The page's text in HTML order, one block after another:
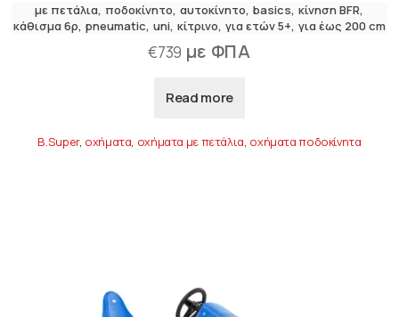
με πετάλια, ποδοκίνητο αυτοκίνητο basics κίνηση BFR
κάθισμα 6ρ pneumatic uni κίτρινο για ετών 5+ για έως 200 cm
€739 με ΦΠΑ
Read more
B.Super, οχήματα, οχήματα με πετάλια, οχήματα ποδοκίνητα